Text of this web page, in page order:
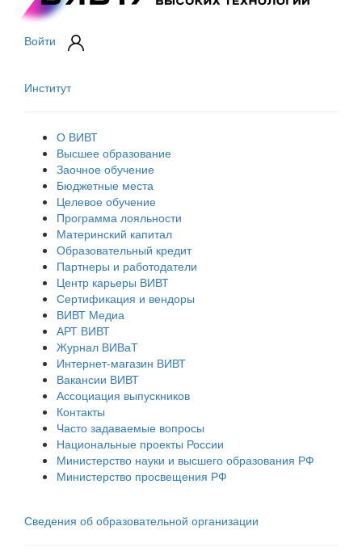
Войти
Институт
О ВИВТ
Высшее образование
Заочное обучение
Бюджетные места
Целевое обучение
Программа лояльности
Материнский капитал
Образовательный кредит
Партнеры и работодатели
Центр карьеры ВИВТ
Сертификация и вендоры
ВИВТ Медиа
АРТ ВИВТ
Журнал ВИВаТ
Интернет-магазин ВИВТ
Вакансии ВИВТ
Ассоциация выпускников
Контакты
Часто задаваемые вопросы
Национальные проекты России
Министерство науки и высшего образования РФ
Министерство просвещения РФ
Сведения об образовательной организации